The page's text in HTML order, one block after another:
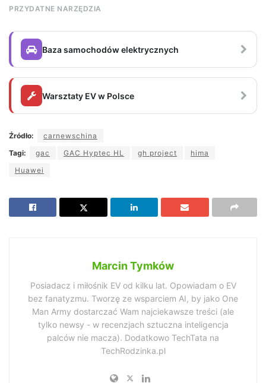
PRZYDATNE NARZĘDZIA
Baza samochodów elektrycznych
Warsztaty EV w Polsce
Źródło:
carnewschina
Tagi:
gac GAC Hyptec HL gh project
hima
Huawei
Marcin Tymków
Posiadacz i miłośnik EV od kilku lat. Opowiadam o EV
bez fanatyzmu. Tworzę ze wsparciem AI, by jako One
Man Army dostarczać Wam najciekawsze treści (ale
tylko newsy - w recenzjach sztuczna inteligencja
palców nie macza). Dodatkowo TechTata na
TechRodzinka.pl